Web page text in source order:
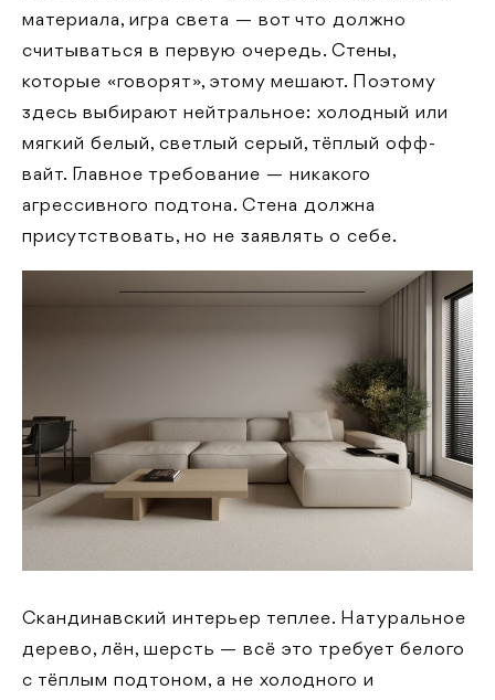
материала, игра света — вот что должно
считываться в первую очередь. Стены,
которые «говорят», этому мешают. Поэтому
здесь выбирают нейтральное: холодный или
мягкий белый, светлый серый, тёплый офф-
вайт. Главное требование — никакого
агрессивного подтона. Стена должна
присутствовать, но не заявлять о себе.
Скандинавский интерьер теплее. Натуральное
дерево, лён, шерсть — всё это требует белого
с тёплым подтоном, а не холодного и